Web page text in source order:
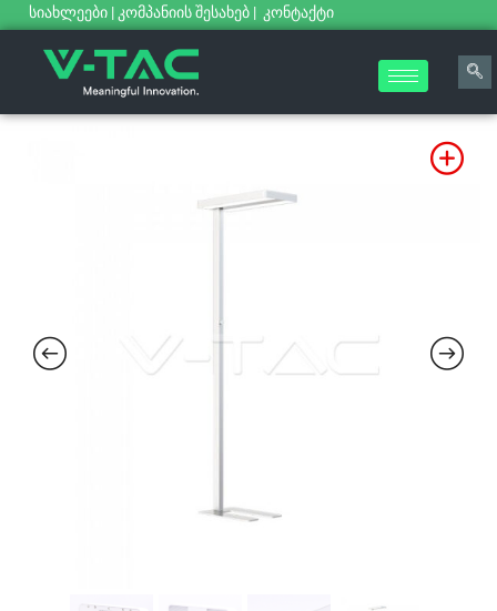
სიახლეები | კომპანიის შესახებ | კონტაქტი